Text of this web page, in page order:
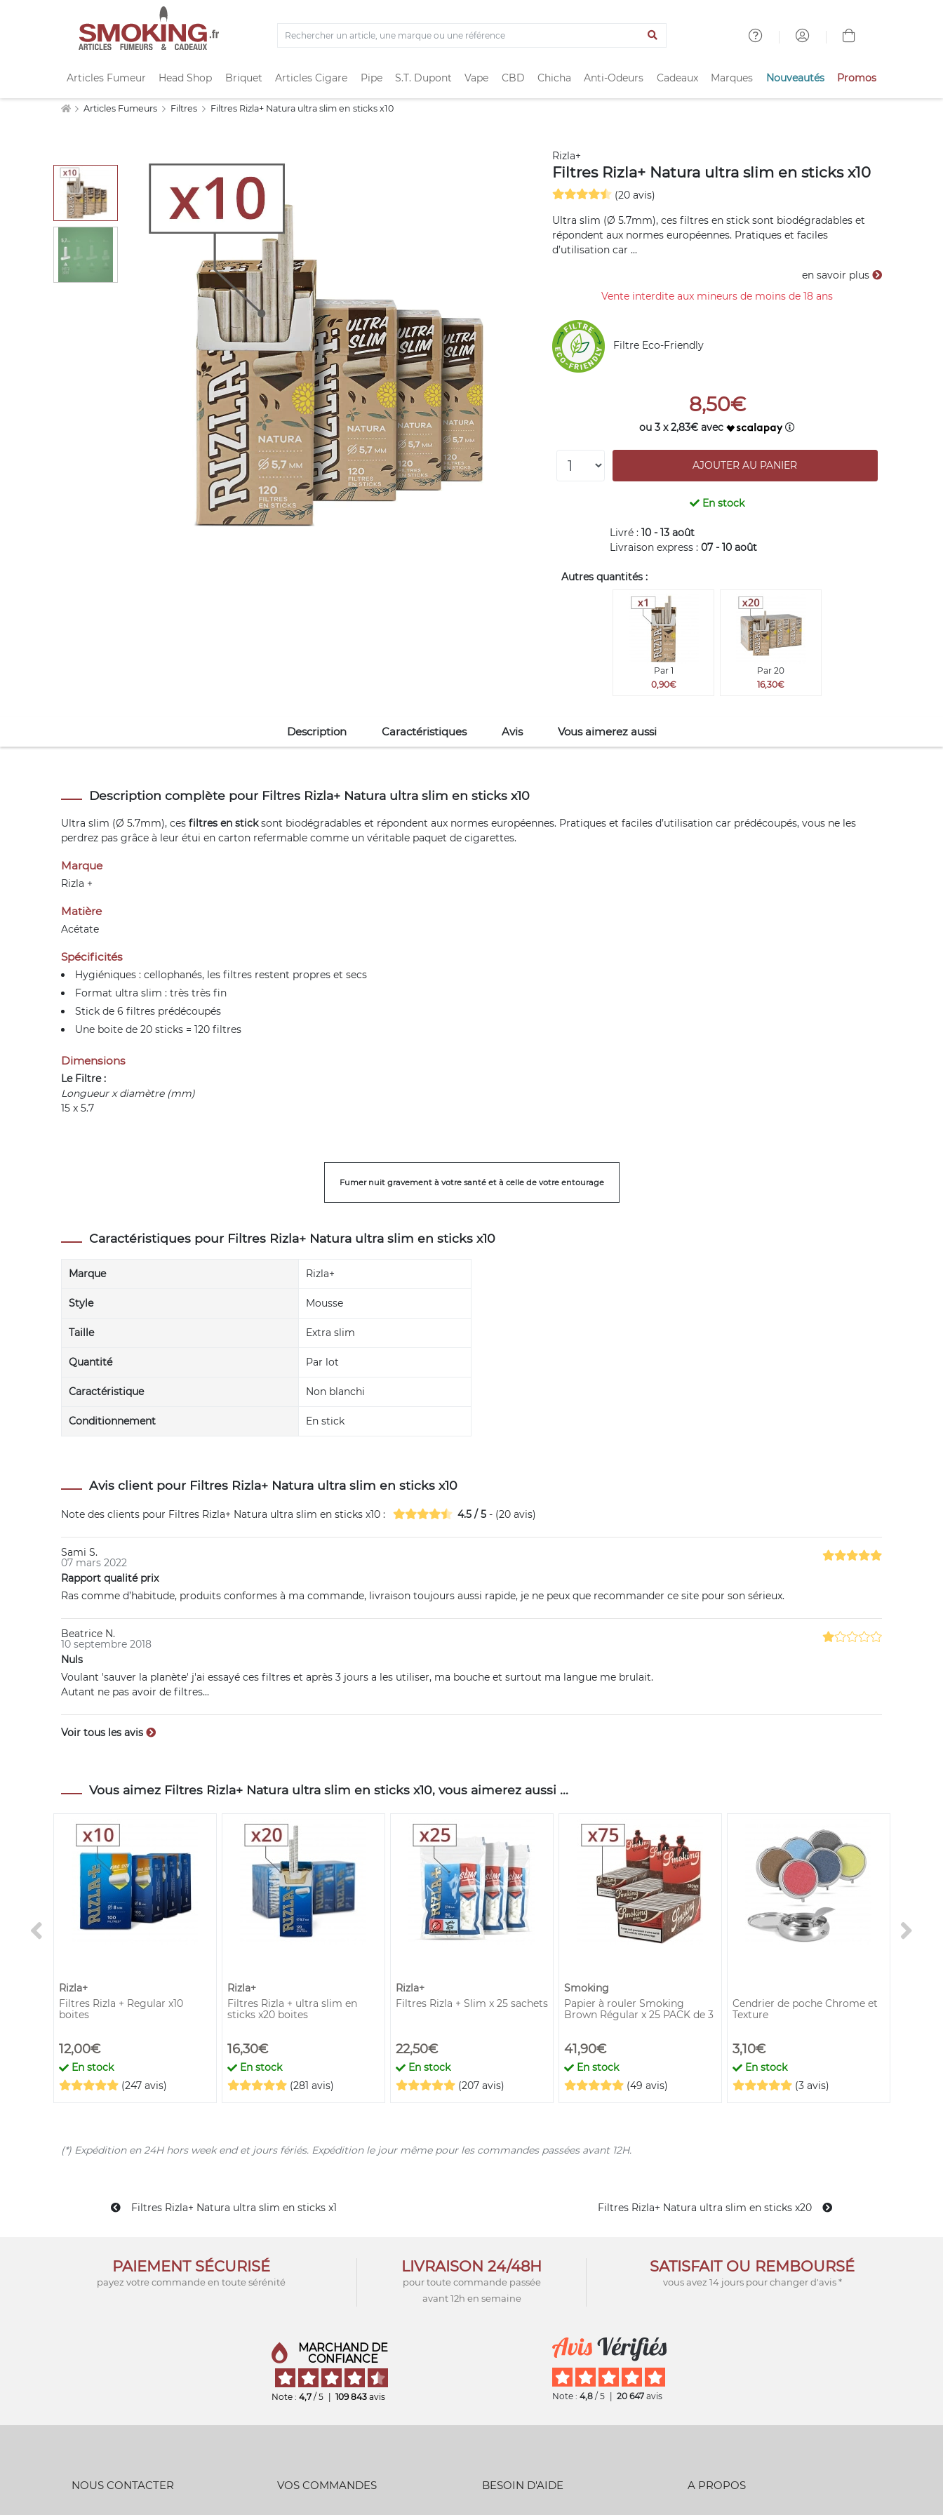
Articles Fumeur Head Shop Briquet Articles Cigare Pipe S.T. Dupont Vape CBD Chicha Anti-Odeurs Cadeaux Marques Nouveautés Promos
Articles Fumeurs Filtres Filtres Rizla+ Natura ultra slim en sticks x10
Rizla+
Filtres Rizla+ Natura ultra slim en sticks x10
(20 avis)
Ultra slim (Ø 5.7mm), ces filtres en stick sont biodégradables et
répondent aux normes européennes. Pratiques et faciles
d’utilisation car ...
en savoir plus
Vente interdite aux mineurs de moins de 18 ans
Filtre Eco-Friendly
8,50€
ou 3 x 2,83€ avec
En stock
Livré :10 - 13 août
Livraison express :07 - 10 août
Autres quantités :
Par 1
0,90€
Par 20
16,30€
Description Caractéristiques Avis Vous aimerez aussi
Description complète pour Filtres Rizla+ Natura ultra slim en sticks x10
Ultra slim (Ø 5.7mm), ces filtres en sticksont biodégradables et répondent aux normes européennes. Pratiques et faciles d’utilisation car prédécoupés, vous ne les
perdrez pas grâce à leur étui en carton refermable comme un véritable paquet de cigarettes.
Marque
Rizla +
Matière
Acétate
Spécificités
Hygiéniques : cellophanés, les filtres restent propres et secs
Format ultra slim : très très fin
Stick de 6 filtres prédécoupés
Une boite de 20 sticks = 120 filtres
Dimensions
Le Filtre :
Longueur x diamètre (mm)
15 x 5.7
Fumer nuit gravement à votre santé et à celle de votre entourage
Caractéristiques pour Filtres Rizla+ Natura ultra slim en sticks x10
Marque Rizla+
Style Mousse
Taille Extra slim
Quantité Par lot
Caractéristique Non blanchi
Conditionnement En stick
Avis client pour Filtres Rizla+ Natura ultra slim en sticks x10
Note des clients pour Filtres Rizla+ Natura ultra slim en sticks x10 : 4.5 /5 - (20 avis)
Sami S.
07 mars 2022
Rapport qualité prix
Ras comme d’habitude, produits conformes à ma commande, livraison toujours aussi rapide, je ne peux que recommander ce site pour son sérieux.
Beatrice N.
10 septembre 2018
Nuls
Voulant 'sauver la planète' j'ai essayé ces filtres et après 3 jours a les utiliser, ma bouche et surtout ma langue me brulait.
Autant ne pas avoir de filtres...
Voir tous les avis
Vous aimez Filtres Rizla+ Natura ultra slim en sticks x10, vous aimerez aussi ...
Rizla+
Filtres Rizla + Regular x10
boites
12,00€
En stock
(247 avis)
Rizla+
Filtres Rizla + ultra slim en
sticks x20 boites
16,30€
En stock
(281 avis)
Rizla+
Filtres Rizla + Slim x 25 sachets
22,50€
En stock
(207 avis)
Smoking
Papier à rouler Smoking
Brown Régular x 25 PACK de 3
41,90€
En stock
(49 avis)
Cendrier de poche Chrome et
Texture
3,10€
En stock
(3 avis)
(*) Expédition en 24H hors week end et jours fériés. Expédition le jour même pour les commandes passées avant 12H.
Filtres Rizla+ Natura ultra slim en sticks x1 Filtres Rizla+ Natura ultra slim en sticks x20
PAIEMENT SÉCURISÉ
payez votre commande en toute sérénité
LIVRAISON 24/48H
pour toute commande passée
avant 12h en semaine
SATISFAIT OU REMBOURSÉ
vous avez 14 jours pour changer d'avis *
MARCHAND DE
CONFIANCE
Note : 4,7 / 5 109 843 avis Note : 4,8 / 5 20 647 avis
NOUS CONTACTER VOS COMMANDES BESOIN D'AIDE A PROPOS